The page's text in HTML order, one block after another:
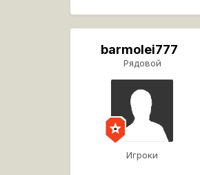
barmolei777
Рядовой
Игроки